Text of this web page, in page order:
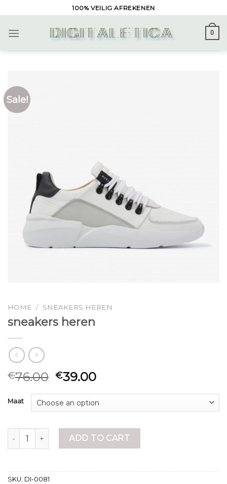
to
content
100% VEILIG AFREKENEN
0
Sale!
HOME / SNEAKERS HEREN
sneakers heren
€76.00 €39.00
Maat
sneakers heren quantityADD TO CART
SKU: DI-0081